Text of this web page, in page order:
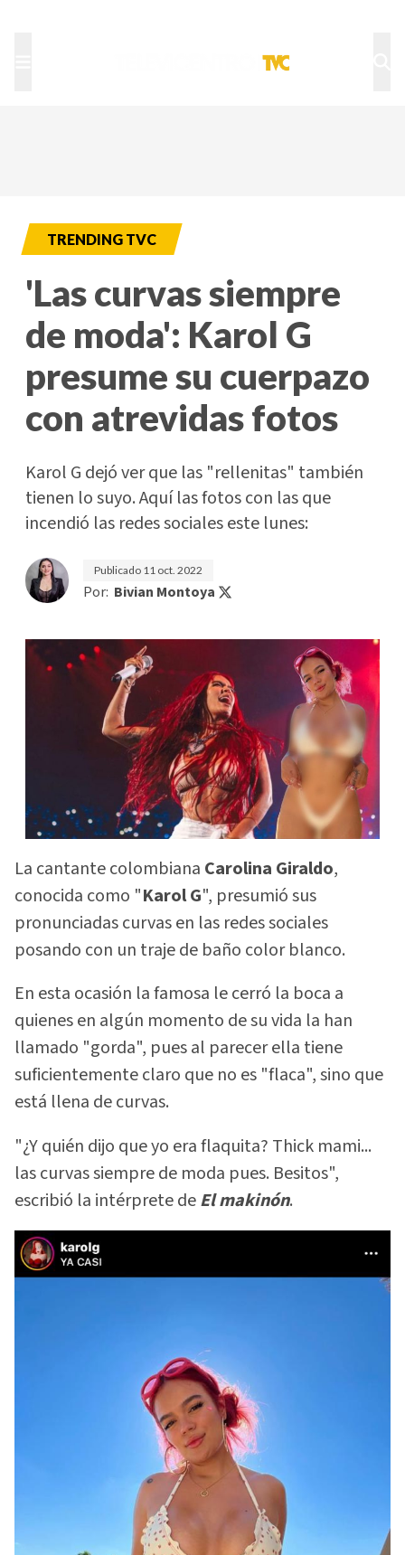
TRENDING TVC
'Las curvas siempre
de moda': Karol G
presume su cuerpazo
con atrevidas fotos
Karol G dejó ver que las "rellenitas" también
tienen lo suyo. Aquí las fotos con las que
incendió las redes sociales este lunes:
Publicado 11 oct. 2022
Por: Bivian Montoya
La cantante colombiana Carolina Giraldo,
conocida como "Karol G", presumió sus
pronunciadas curvas en las redes sociales
posando con un traje de baño color blanco.
En esta ocasión la famosa le cerró la boca a
quienes en algún momento de su vida la han
llamado "gorda", pues al parecer ella tiene
suficientemente claro que no es "flaca", sino que
está llena de curvas.
"¿Y quién dijo que yo era flaquita? Thick mami...
las curvas siempre de moda pues. Besitos",
escribió la intérprete deEl makinón.